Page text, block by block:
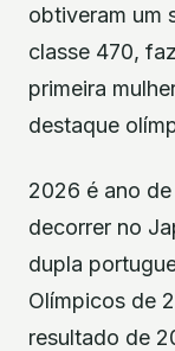
obtiveram um
classe 470,
primeira
destaque
2026 é ano
decorrer no
dupla
Olímpicos de
resultado de